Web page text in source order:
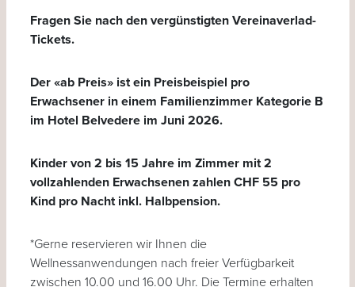
Fragen Sie nach den vergünstigten Vereinaverlad-
Tickets.
Der «ab Preis» ist ein Preisbeispiel pro
Erwachsener in einem Familienzimmer Kategorie B
im Hotel Belvedere im Juni 2026.
Kinder von 2 bis 15 Jahre im Zimmer mit 2
vollzahlenden Erwachsenen zahlen CHF 55 pro
Kind pro Nacht inkl. Halbpension.
*Gerne reservieren wir Ihnen die
Wellnessanwendungen nach freier Verfügbarkeit
zwischen 10.00 und 16.00 Uhr. Die Termine erhalten